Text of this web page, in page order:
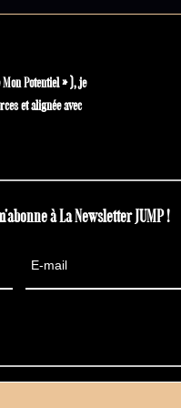
Mon Potentiel » ), je
et alignée avec
à La Newsletter JUMP !